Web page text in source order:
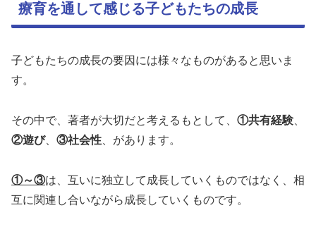
療育を通して感じる子どもたちの成長
子どもたちの成長の要因には様々なものがあると思いま
す。
その中で、著者が大切だと考えるもとして、 ①共有経験
②遊び、 ③社会性 、があります。
①～③は、互いに独立して成長していくものではなく、相
互に関連し合いながら成長していくものです。